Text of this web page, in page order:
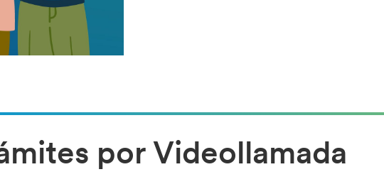
por Videollamada